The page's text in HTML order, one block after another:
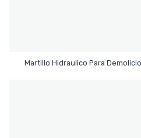
Martillo Hidraulico Para